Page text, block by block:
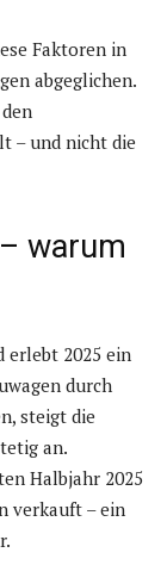
Faktoren in
abgeglichen.
– und nicht die
warum
erlebt 2025 ein
durch
steigt die
an.
Halbjahr 2025
verkauft – ein